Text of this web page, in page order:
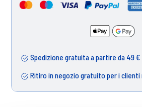
Spedizione gratuita a partire da 49 €
Ritiro in negozio gratuito per i